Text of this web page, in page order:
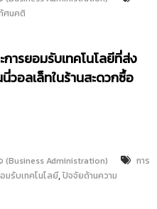
ศนคติ
ารยอมรับเทคโนโลยีที่ส่ง
วอลเล็ทในร้านสะดวกซื้อ
(Business Administration)
การ
มรับเทคโนโลยี,ปัจจัยด้านความ